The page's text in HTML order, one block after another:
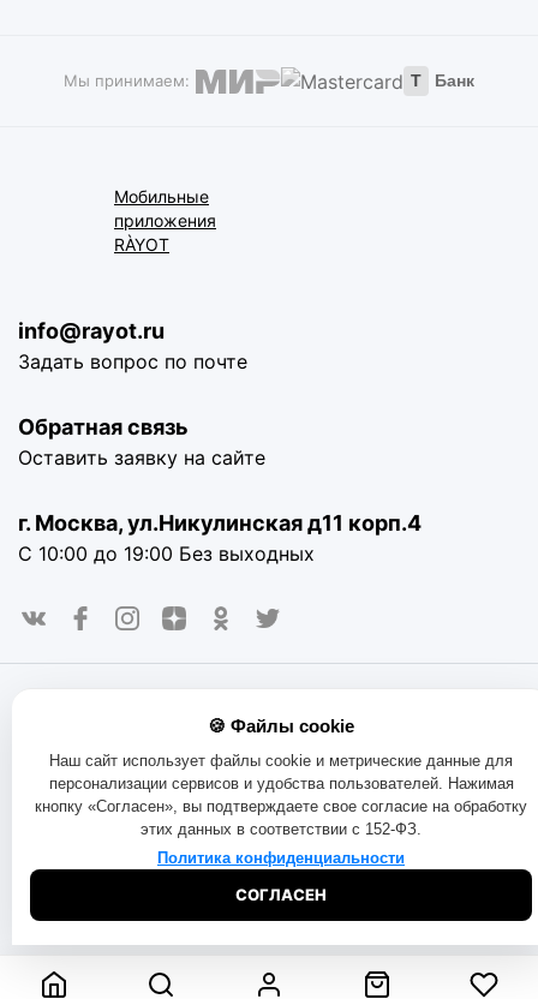
Мы принимаем: Т Банк
Мобильные
приложения
RÀYOT
info@rayot.ru
Задать вопрос по почте
Обратная связь
Оставить заявку на сайте
г. Москва, ул.Никулинская д11 корп.4
С 10:00 до 19:00 Без выходных
использует куки-файлы и другие технологии, чтобы помочь
вам в навигации, а также предоставить лучший
пользовательский опыт, анализировать использование
наших продуктов и услуг, повысить качество рекламных и
маркетинговых активностей. Если Вы не хотите, чтобы
Ваши пользовательские данные обрабатывались,
пожалуйста, ограничьте их использование в своём
браузере.
Договор оферта
Обмен и возврат товара
🍪 Файлы cookie
Наш сайт использует файлы cookie и метрические данные для
персонализации сервисов и удобства пользователей. Нажимая
кнопку «Согласен», вы подтверждаете свое согласие на обработку
этих данных в соответствии с 152-ФЗ.
Политика конфиденциальности
СОГЛАСЕН